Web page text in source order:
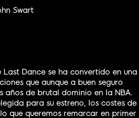
Swart
Dance se ha convertido en una
que aunque a buen seguro
años de brutal dominio en la NBA.
para su estreno, los costes de
que queremos remarcar en primer